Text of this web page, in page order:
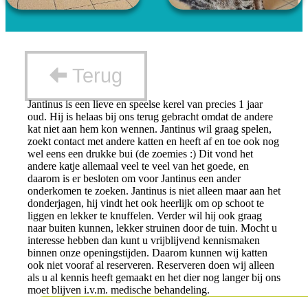
Terug
Jantinus is een lieve en speelse kerel van precies 1 jaar
oud. Hij is helaas bij ons terug gebracht omdat de andere
kat niet aan hem kon wennen. Jantinus wil graag spelen,
zoekt contact met andere katten en heeft af en toe ook nog
wel eens een drukke bui (de zoemies :) Dit vond het
andere katje allemaal veel te veel van het goede, en
daarom is er besloten om voor Jantinus een ander
onderkomen te zoeken. Jantinus is niet alleen maar aan het
donderjagen, hij vindt het ook heerlijk om op schoot te
liggen en lekker te knuffelen. Verder wil hij ook graag
naar buiten kunnen, lekker struinen door de tuin. Mocht u
interesse hebben dan kunt u vrijblijvend kennismaken
binnen onze openingstijden. Daarom kunnen wij katten
ook niet vooraf al reserveren. Reserveren doen wij alleen
als u al kennis heeft gemaakt en het dier nog langer bij ons
moet blijven i.v.m. medische behandeling.